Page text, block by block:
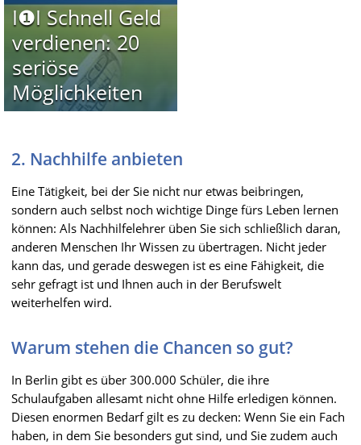
I❶I Schnell Geld
verdienen: 20
seriöse
Möglichkeiten
2. Nachhilfe anbieten
Eine Tätigkeit, bei der Sie nicht nur etwas beibringen,
sondern auch selbst noch wichtige Dinge fürs Leben lernen
können: Als Nachhilfelehrer üben Sie sich schließlich daran,
anderen Menschen Ihr Wissen zu übertragen. Nicht jeder
kann das, und gerade deswegen ist es eine Fähigkeit, die
sehr gefragt ist und Ihnen auch in der Berufswelt
weiterhelfen wird.
Warum stehen die Chancen so gut?
In Berlin gibt es über 300.000 Schüler, die ihre
Schulaufgaben allesamt nicht ohne Hilfe erledigen können.
Diesen enormen Bedarf gilt es zu decken: Wenn Sie ein Fach
haben, in dem Sie besonders gut sind, und Sie zudem auch